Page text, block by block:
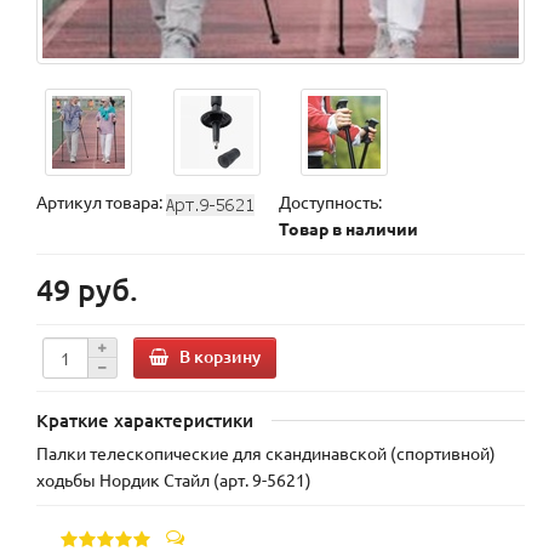
Артикул товара:
Доступность:
Товар в наличии
49 руб.
В корзину
Краткие характеристики
Палки телескопические для скандинавской (спортивной)
ходьбы Нордик Стайл (арт. 9-5621)